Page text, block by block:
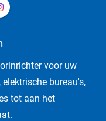
Facebook Kantin -
ons op LinkedIn Kantin
Volg ons op Instagram
voor uw
bureau's,
tot aan het